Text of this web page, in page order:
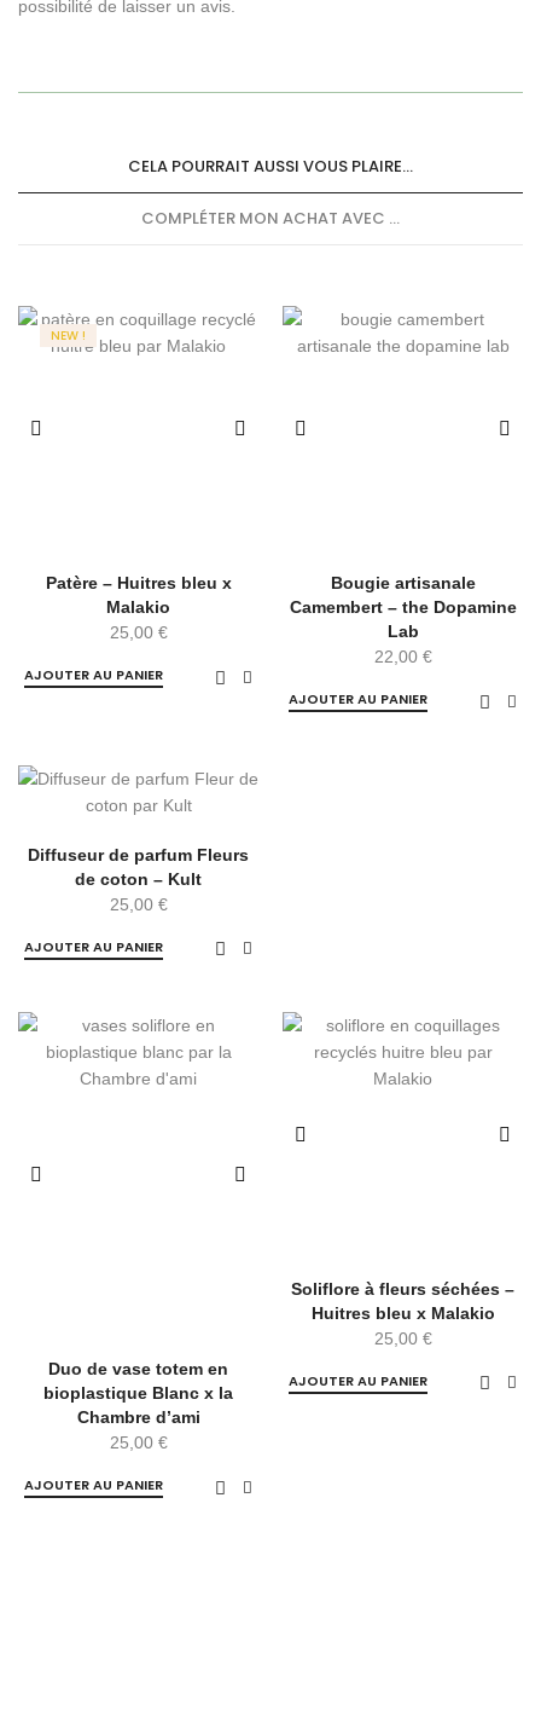
possibilité de laisser un avis.
CELA POURRAIT AUSSI VOUS PLAIRE...
COMPLÉTER MON ACHAT AVEC ...
NEW !
Patère – Huitres bleu x
Malakio
25,00 €
AJOUTER AU PANIER
Bougie artisanale
Camembert – the Dopamine
Lab
22,00 €
AJOUTER AU PANIER
Diffuseur de parfum Fleurs
de coton – Kult
25,00 €
AJOUTER AU PANIER
Duo de vase totem en
bioplastique Blanc x la
Chambre d’ami
25,00 €
AJOUTER AU PANIER
Soliflore à fleurs séchées –
Huitres bleu x Malakio
25,00 €
AJOUTER AU PANIER